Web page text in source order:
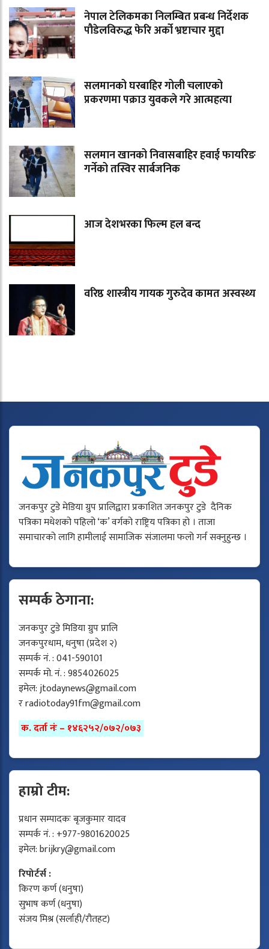
नेपाल टेलिकमका निलम्बित प्रबन्ध निर्देशक
पौडेलविरुद्ध फेरि अर्को भ्रष्टाचार मुद्दा
सलमानको घरबाहिर गोली चलाएको
प्रकरणमा पक्राउ युवकले गरे आत्महत्या
सलमान खानको निवासबाहिर हवाई फायरिङ
गर्नेको तस्विर सार्बजनिक
आज देशभरका फिल्म हल बन्द
वरिष्ठ शास्त्रीय गायक गुरुदेव कामत अस्वस्थ्य
जनकपुर टुडे मेडिया ग्रुप प्रालिद्वारा प्रकाशित जनकपुर टुडे दैनिक
पत्रिका मधेशको पहिलो ‘क’ वर्गको राष्ट्रिय पत्रिका हो । ताजा
समाचारको लागि हामीलाई सामाजिक संजालमा फलो गर्न सक्नुहुन्छ ।
सम्पर्क ठेगाना:
जनकपुर टुडे मिडिया ग्रुप प्रालि
जनकपुरधाम, धनुषा (प्रदेश २)
सम्पर्क नं. : 041-590101
सम्पर्क मो. नं. : 9854026025
इमेल:jtodaynews@gmail.com
रradiotoday91fm@gmail.com
क. दर्ता नंः – १४६२५२/०७२/०७३
हाम्रो टीम:
प्रधान सम्पादकः बृजकुमार यादव
सम्पर्क नं. : +977-9801620025
इमेल:brijkry@gmail.com
रिपोर्टर्स :
किरण कर्ण (धनुषा)
सुभाष कर्ण (धनुषा)
संजय मिश्र (सर्लाही/रौतहट)